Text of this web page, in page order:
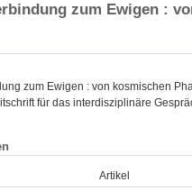
zum Ewigen :
zum Ewigen : von kosmischen
für das interdisziplinäre
Artikel